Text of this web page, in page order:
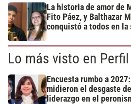
La historia de amor de
Fito Páez, y Balthazar
conquistó a todos en la
Lo más visto en Perfil
Encuesta rumbo a
midieron el desgaste
liderazgo en el